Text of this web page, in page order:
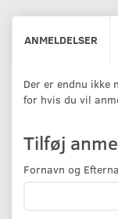
ANMELDELSER
Der er endnu ikke
for hvis du vil
Tilføj
Fornavn og